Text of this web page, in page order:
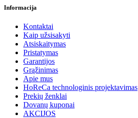
Informacija
Kontaktai
Kaip užsisakyti
Atsiskaitymas
Pristatymas
Garantijos
Grąžinimas
Apie mus
HoReCa technologinis projektavimas
Prekių ženklai
Dovanų kuponai
AKCIJOS